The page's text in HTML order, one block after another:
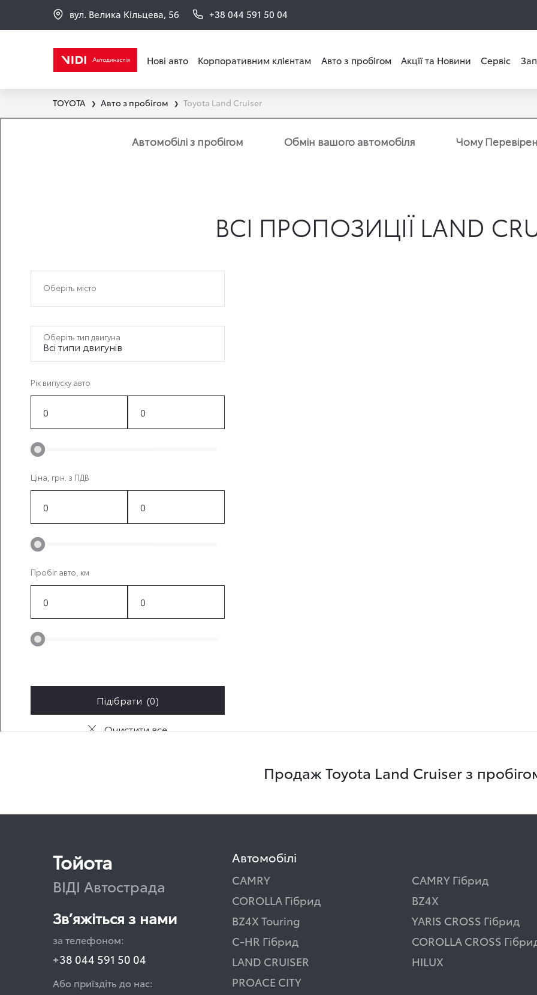
вул. Велика Кільцева, 56 +38 044 591 50 04
Нові авто Корпоративним клієнтам Авто з пробігом Акції та Новини Сервіс
TOYOTA ❯ Авто з пробігом ❯ Toyota Land Cruiser
Продаж Toyota Land Cruiser з
Тойота
ВІДІ Автострада
Зв’яжіться з нами
за телефоном:
+38 044 591 50 04
Або приїздіть до нас:
Автомобілі
CAMRY
CAMRY Гібрид
COROLLA Гібрид
BZ4X
BZ4X Touring
YARIS CROSS Гібрид
C-HR Гібрид
COROLLA CROSS
LAND CRUISER
HILUX
PROACE CITY